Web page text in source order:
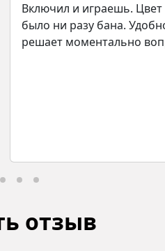
Включил и играешь.
было ни разу бана.
решает моментально
отзыв